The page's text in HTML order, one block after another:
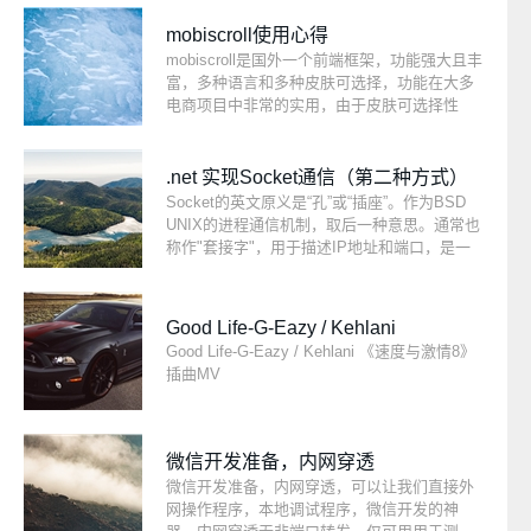
mobiscroll使用心得
mobiscroll是国外一个前端框架，功能强大且丰
富，多种语言和多种皮肤可选择，功能在大多
电商项目中非常的实用，由于皮肤可选择性
.net 实现Socket通信（第二种方式）
Socket的英文原义是“孔”或“插座”。作为BSD
UNIX的进程通信机制，取后一种意思。通常也
称作"套接字"，用于描述IP地址和端口，是一
每种服务都打开一个Socket，并绑定到一个端
口上，不同的端口对应于不同的服务。Socket
正如其英文原义那样，像一个多孔插座。一台
供110伏交流电，有的则提供有线电视节目。
客户软件将插头插到不同编号的插座，就可以
得到不同的服务。
Good Life-G-Eazy / Kehlani
Good Life-G-Eazy / Kehlani 《速度与激情8》
插曲MV
微信开发准备，内网穿透
微信开发准备，内网穿透，可以让我们直接外
网操作程序，本地调试程序，微信开发的神